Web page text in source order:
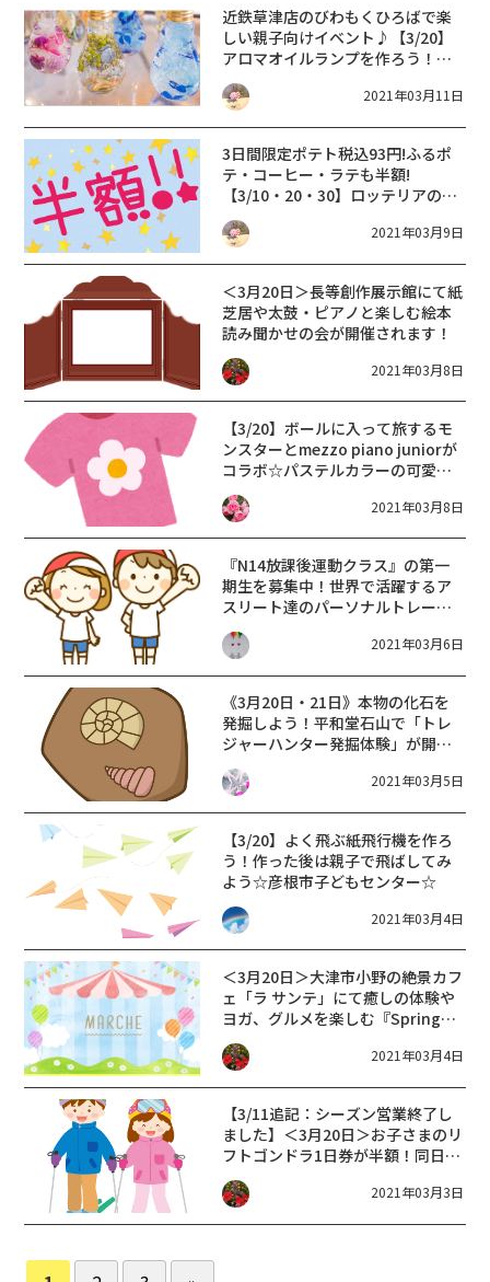
近鉄草津店のびわもくひろばで楽
しい親子向けイベント♪【3/20】
アロマオイルランプを作ろう！＆
ポップアットカードを作ろう！
2021年03月11日
3日間限定ポテト税込93円!ふるポ
テ・コーヒー・ラテも半額!
【3/10・20・30】ロッテリアの日
【LOTTERIA】0の付く日
2021年03月9日
＜3月20日＞長等創作展示館にて紙
芝居や太鼓・ピアノと楽しむ絵本
読み聞かせの会が開催されます！
2021年03月8日
【3/20】ボールに入って旅するモ
ンスターとmezzo piano juniorが
コラボ☆パステルカラーの可愛い
Ｔシャツが発売されます♪
2021年03月8日
『N14放課後運動クラス』の第一
期生を募集中！世界で活躍するア
スリート達のパーソナルトレーニ
ングを務める中西哲生氏の監修で
す。無料体験会は3月20日！2021年03月6日
《3月20日・21日》本物の化石を
発掘しよう！平和堂石山で「トレ
ジャーハンター発掘体験」が開
催！先着50名、参加無料☆
2021年03月5日
【3/20】よく飛ぶ紙飛行機を作ろ
う！作った後は親子で飛ばしてみ
よう☆彦根市子どもセンター☆
2021年03月4日
＜3月20日＞大津市小野の絶景カフ
ェ「ラ サンテ」にて癒しの体験や
ヨガ、グルメを楽しむ『Spring
Marche』が開催されます！
2021年03月4日
【3/11追記：シーズン営業終了し
ました】＜3月20日＞お子さまのリ
フトゴンドラ1日券が半額！同日は
春スキーまつりも開催中【箱館山
スキー場】
2021年03月3日